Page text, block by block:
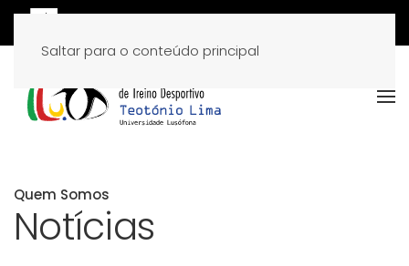
Saltar para o conteúdo principal
Quem Somos
Notícias